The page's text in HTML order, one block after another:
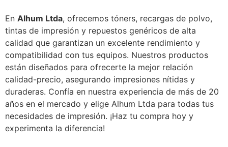
En Alhum Ltda, ofrecemos tóners, recargas de polvo,
tintas de impresión y repuestos genéricos de alta
calidad que garantizan un excelente rendimiento y
compatibilidad con tus equipos. Nuestros productos
están diseñados para ofrecerte la mejor relación
calidad-precio, asegurando impresiones nítidas y
duraderas. Confía en nuestra experiencia de más de 20
años en el mercado y elige Alhum Ltda para todas tus
necesidades de impresión. ¡Haz tu compra hoy y
experimenta la diferencia!